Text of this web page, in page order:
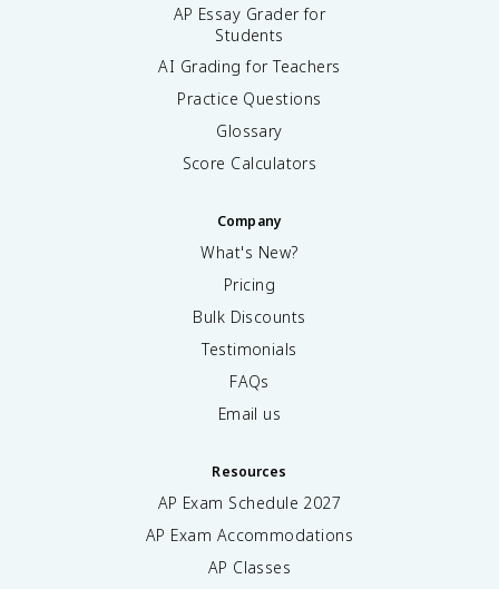
AP Essay Grader for
Students
AI Grading for Teachers
Practice Questions
Glossary
Score Calculators
Company
What's New?
Pricing
Bulk Discounts
Testimonials
FAQs
Email us
Resources
AP Exam Schedule 2027
AP Exam Accommodations
AP Classes